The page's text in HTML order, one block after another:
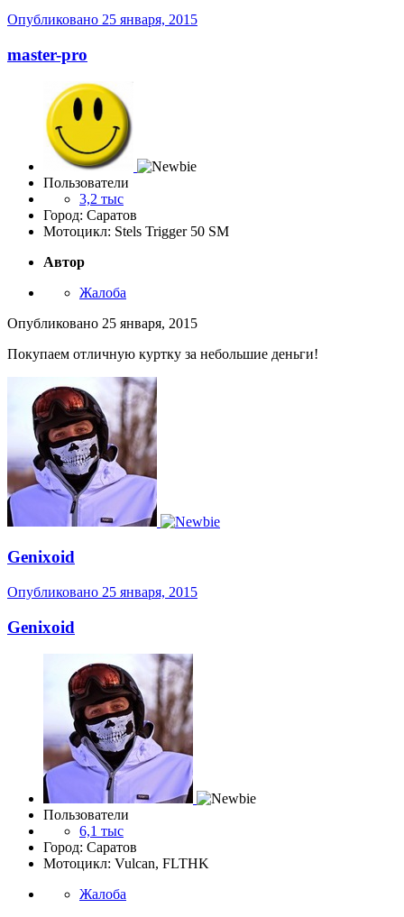
Опубликовано 25 января, 2015
master-pro
Пользователи
3,2 тыс
Город: Саратов
Мотоцикл: Stels Trigger 50 SM
Автор
Жалоба
Опубликовано 25 января, 2015
Покупаем отличную куртку за небольшие деньги!
Genixoid
Опубликовано 25 января, 2015
Genixoid
Пользователи
6,1 тыс
Город: Саратов
Мотоцикл: Vulcan, FLTHK
Жалоба